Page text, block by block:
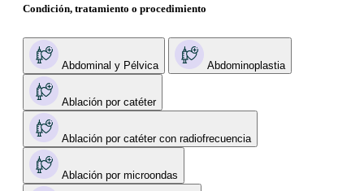
Condición, tratamiento o procedimiento
Abdominal y Pélvica Abdominoplastia
Ablación por catéter
Ablación por catéter con radiofrecuencia
Ablación por microondas